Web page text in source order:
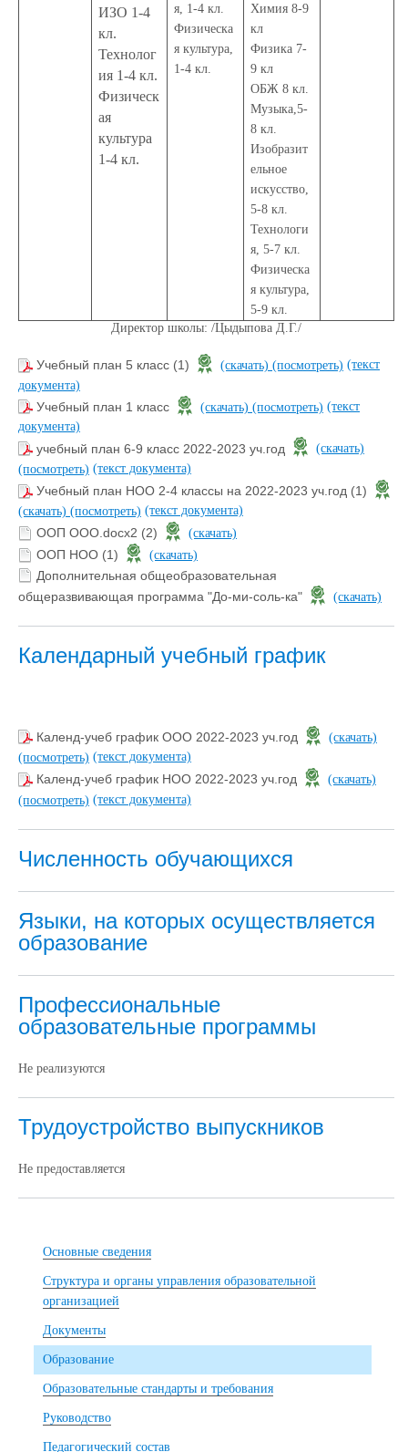
ИЗО 1-4
кл.
Технолог
ия 1-4 кл.
Физическ
ая
культура
1-4 кл.
я, 1-4 кл.
Физическа
я культура,
1-4 кл.
Химия 8-9
кл
Физика 7-
9 кл
ОБЖ 8 кл.
Музыка,5-
8 кл.
Изобразит
ельное
искусство,
5-8 кл.
Технологи
я, 5-7 кл.
Физическа
я культура,
5-9 кл.
Директор школы: /Цыдыпова Д.Г./
Учебный план 5 класс (1) (скачать) (посмотреть) (текст
документа)
Учебный план 1 класс (скачать) (посмотреть) (текст
документа)
учебный план 6-9 класс 2022-2023 уч.год
(скачать)
(посмотреть) (текст документа)
Учебный план НОО 2-4 классы на 2022-2023 уч.год (1)
(скачать) (посмотреть) (текст документа)
ООП ООО.docx2 (2) (скачать)
ООП НОО (1) (скачать)
Дополнительная общеобразовательная
общеразвивающая программа "До-ми-соль-ка"
(скачать)
Календарный учебный график
Календ-учеб график ООО 2022-2023 уч.год
(скачать)
(посмотреть) (текст документа)
Календ-учеб график НОО 2022-2023 уч.год
(скачать)
(посмотреть) (текст документа)
Численность обучающихся
Языки, на которых осуществляется
образование
Профессиональные
образовательные программы
Не реализуются
Трудоустройство выпускников
Не предоставляется
Основные сведения
Структура и органы управления образовательной
организацией
Документы
Образование
Образовательные стандарты и требования
Руководство
Педагогический состав